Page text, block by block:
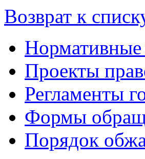
Возврат к
Проекты
Регламенты
Формы
Порядок